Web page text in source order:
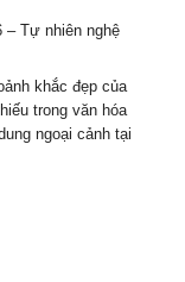
Hà
đẹp
&
uy
– Tự nhiên nghệ
khắc đẹp của
trong văn hóa
ngoại cảnh tại